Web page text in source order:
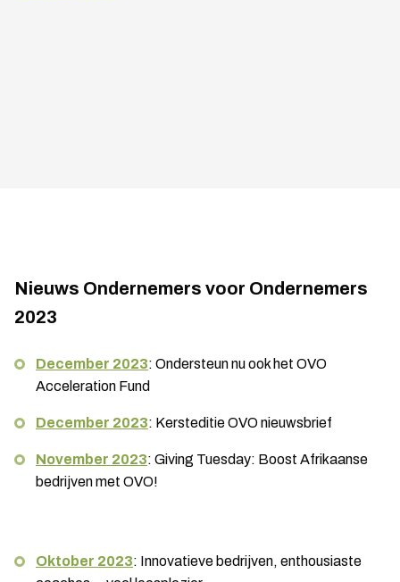
Nieuws Ondernemers voor Ondernemers
2023
December 2023: Ondersteun nu ook het OVO
Acceleration Fund
December 2023: Kersteditie OVO nieuwsbrief
November 2023: Giving Tuesday: Boost Afrikaanse
bedrijven met OVO!
Oktober 2023: Innovatieve bedrijven, enthousiaste